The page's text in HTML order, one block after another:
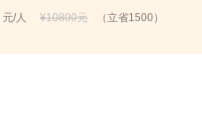
元/人 ¥10800元 （立省1500）